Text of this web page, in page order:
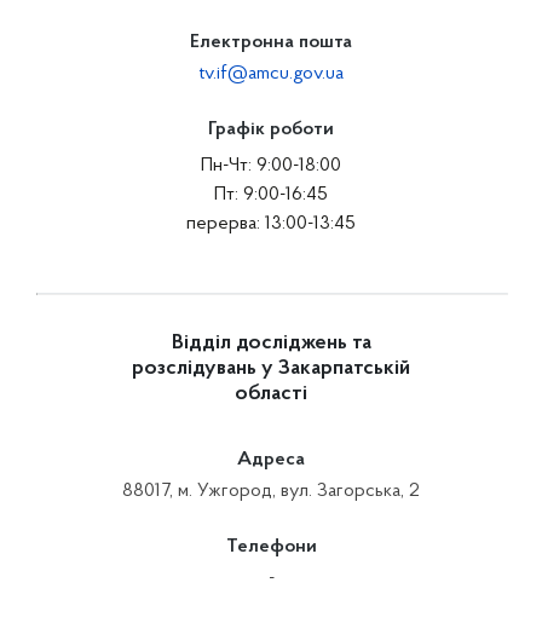
Електронна пошта
tv.if@amcu.gov.ua
Графік роботи
Пн-Чт: 9:00-18:00
Пт: 9:00-16:45
перерва: 13:00-13:45
Відділ досліджень та
розслідувань у Закарпатській
області
Адреса
88017, м. Ужгород, вул. Загорська, 2
Телефони
-